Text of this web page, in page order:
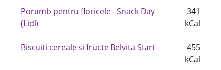
Porumb pentru floricele - Snack Day
(Lidl)
341
kCal
Biscuiti cereale si fructe Belvita Start
455
kCal